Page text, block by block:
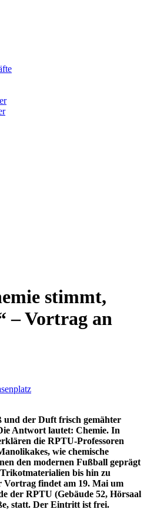
stimmt,
– Vortrag an
und der Duft frisch gemähter
Antwort lautet: Chemie. In
die RPTU‑Professoren
wie chemische
den modernen Fußball geprägt
bis hin zu
Vortrag findet am 19. Mai um
der RPTU (Gebäude 52, Hörsaal
statt. Der Eintritt ist frei.